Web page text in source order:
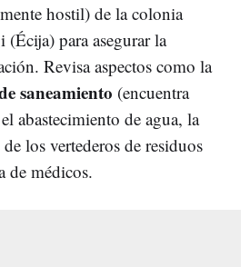
hostil) de la colonia
para asegurar la
Revisa aspectos como la
saneamiento (encuentra
abastecimiento de agua, la
los vertederos de residuos
de médicos.